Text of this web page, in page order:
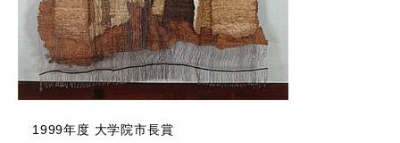
1999年度 大学院市長賞